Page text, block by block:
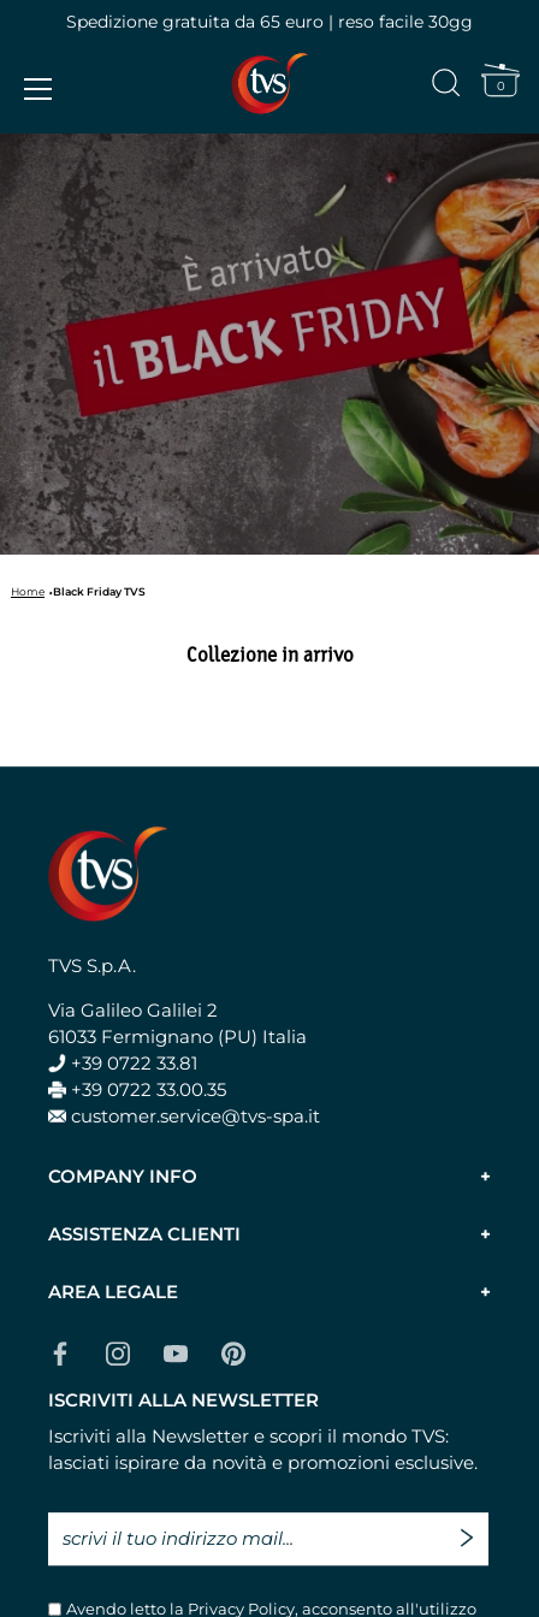
Vai
al
contenuto
Spedizione gratuita da 65 euro | reso facile 30gg
0
Home Black Friday TVS
Collezione in arrivo
TVS S.p.A.
Via Galileo Galilei 2
61033 Fermignano (PU) Italia
+39 0722 33.81
+39 0722 33.00.35
customer.service@tvs-spa.it
COMPANY INFO
ASSISTENZA CLIENTI
AREA LEGALE
ISCRIVITI ALLA NEWSLETTER
Iscriviti alla Newsletter e scopri il mondo TVS:
lasciati ispirare da novità e promozioni esclusive.
Avendo letto la Privacy Policy, acconsento all'utilizzo